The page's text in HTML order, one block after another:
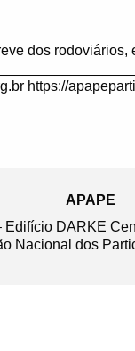
dos
https://
APAPE
Edifício DARKE
Nacional dos